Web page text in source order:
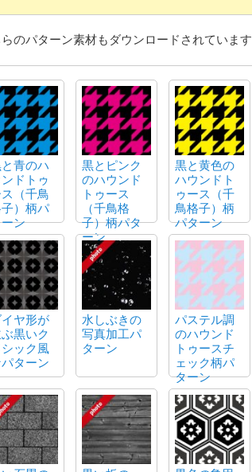
のパターン素材もダウンロードされています
青のハ
ドトゥ
（千鳥
）柄パ
ン
黒とピンク
のハウンド
トゥース
（千鳥格
子）柄パタ
ーン
黒と黄色の
ハウンドト
ゥース（千
鳥格子）柄
パターン
ヤ形が
黒いク
ック風
ターン
水しぶきの
写真加工パ
ターン
パステル調
のハウンド
トゥースチ
ェック柄パ
ターン